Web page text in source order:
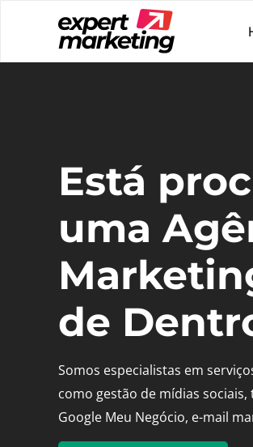
Está
uma
de
Somos especialistas em
como gestão de mídias
Google Meu Negócio, e-mail